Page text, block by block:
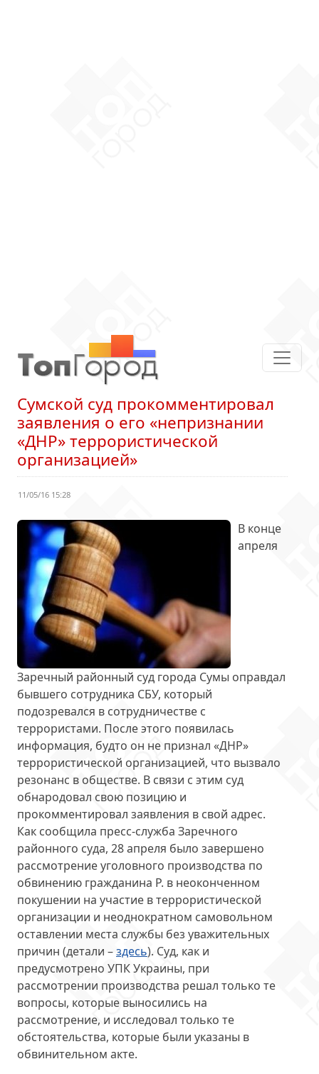
Сумской суд прокомментировал
заявления о его «непризнании
«ДНР» террористической
организацией»
11/05/16 15:28
В конце
апреля
Заречный районный суд города Сумы оправдал
бывшего сотрудника СБУ, который
подозревался в сотрудничестве с
террористами. После этого появилась
информация, будто он не признал «ДНР»
террористической организацией, что вызвало
резонанс в обществе. В связи с этим суд
обнародовал свою позицию и
прокомментировал заявления в свой адрес.
Как сообщила пресс-служба Заречного
районного суда, 28 апреля было завершено
рассмотрение уголовного производства по
обвинению гражданина Р. в неоконченном
покушении на участие в террористической
организации и неоднократном самовольном
оставлении места службы без уважительных
причин (детали –здесь). Суд, как и
предусмотрено УПК Украины, при
рассмотрении производства решал только те
вопросы, которые выносились на
рассмотрение, и исследовал только те
обстоятельства, которые были указаны в
обвинительном акте.